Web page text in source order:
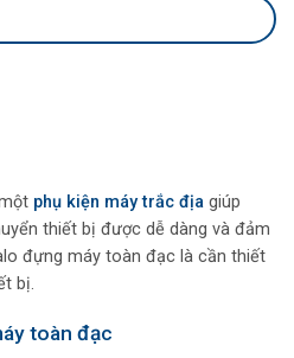
phụ kiện máy trắc địa giúp
thiết bị được dễ dàng và đảm
đựng máy toàn đạc là cần thiết
bị.
toàn đạc